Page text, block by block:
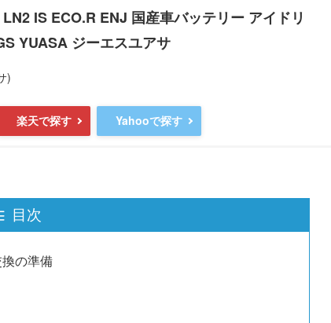
IS ECO.R ENJ 国産車バッテリー アイドリ
YUASA ジーエスユアサ
)
楽天で探す Yahooで探す
目次
の準備